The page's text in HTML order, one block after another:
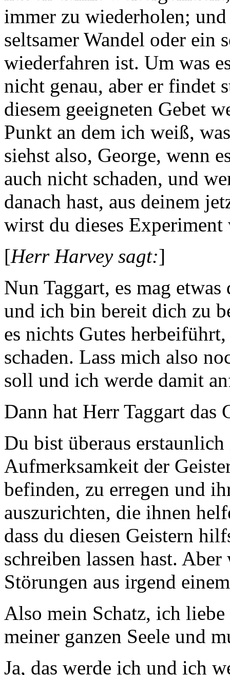
immer zu wiederholen;
seltsamer Wandel oder ein
wiederfahren ist. Um was
nicht genau, aber er findet
diesem geeigneten Gebet
Punkt an dem ich weiß,
siehst also, George, wenn
auch nicht schaden, und
danach hast, aus deinem
wirst du dieses Experiment
[Herr Harvey sagt:]
Nun Taggart, es mag
und ich bin bereit dich zu
es nichts Gutes
schaden. Lass mich also
soll und ich werde damit
Dann hat Herr Taggart das
Du bist überaus
Aufmerksamkeit der
befinden, zu erregen und
auszurichten, die ihnen
dass du diesen Geistern
schreiben lassen hast.
Störungen aus irgend
Also mein Schatz, ich
meiner ganzen Seele und
Ja, das werde ich und ich